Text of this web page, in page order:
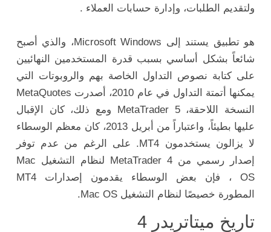
ولتقديم الطلبات، وإدارة حسابات العملاء .
هو تطبيق يستند إلى Microsoft Windows، والذي أصبح
شائعاً بشكل أساسي بسبب قدرة المستخدمين النهائيين
على كتابة نصوص التداول الخاصة بهم والروبوتات التي
يمكنها أتمتة التداول في عام 2010، أصدرت MetaQuotes
النسخة اللاحقة، MetaTrader 5 ومع ذلك، كان الإقبال
عليها بطيئاً، واعتباراً من أبريل 2013، كان معظم الوسطاء
لا يزالون يستخدمون MT4. على الرغم من عدم توفر
إصدار رسمي من MetaTrader 4 لنظام التشغيل Mac
OS ، فإن بعض الوسطاء يقدمون إصدارات MT4
المطورة خصيصًا لنظام التشغيل Mac OS.
تاريخ ميتاتريدر 4